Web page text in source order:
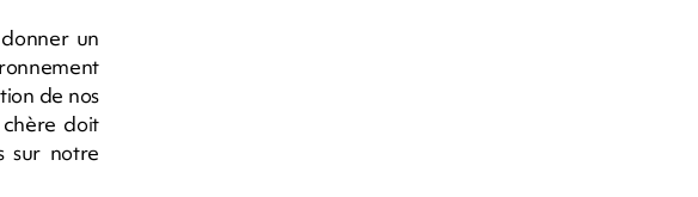
un
de nos
chère doit
sur notre